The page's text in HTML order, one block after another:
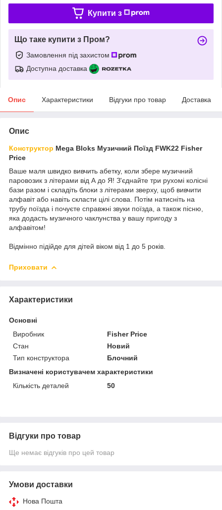
Купити з
Що таке купити з Пром?
Замовлення під захистом
Доступна доставка
Опис Характеристики Відгуки про товар Доставка
Опис
Конструктор Mega Bloks Музичний Поїзд FWK22 Fisher
Price
Ваше маля швидко вивчить абетку, коли збере музичний
паровозик з літерами від А до Я! З'єднайте три рухомі колісні
бази разом і складіть блоки з літерами зверху, щоб вивчити
алфавіт або навіть скласти цілі слова. Потім натисніть на
трубу поїзда і почуєте справжні звуки поїзда, а також пісню,
яка додасть музичного чаклунства у вашу пригоду з
алфавітом!
Відмінно підійде для дітей віком від 1 до 5 років.
Приховати
Характеристики
Основні
Виробник
Fisher Price
Стан
Новий
Тип конструктора
Блочний
Визначені користувачем характеристики
Кількість деталей
50
Відгуки про товар
Ще немає відгуків про цей товар
Умови доставки
Нова Пошта